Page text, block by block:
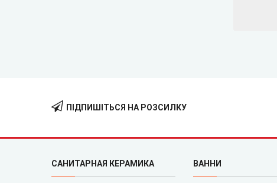
ПІДПИШІТЬСЯ НА РОЗСИЛКУ
САНИТАРНАЯ КЕРАМИКА ВАННИ